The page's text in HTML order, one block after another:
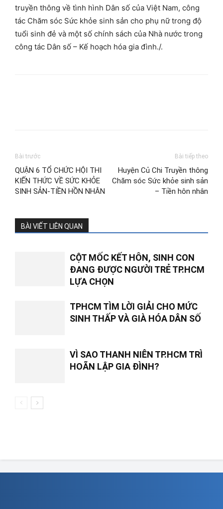
truyền thông về tình hình Dân số của Việt Nam, công
tác Chăm sóc Sức khỏe sinh sản cho phụ nữ trong độ
tuổi sinh đẻ và một số chính sách của Nhà nước trong
công tác Dân số – Kế hoạch hóa gia đình./.
Bài trước
QUẬN 6 TỔ CHỨC HỘI THI
KIẾN THỨC VỀ SỨC KHỎE
SINH SẢN-TIỀN HỒN NHÂN
Bài tiếp theo
Huyện Củ Chi Truyền thông
Chăm sóc Sức khỏe sinh sản
– Tiền hôn nhân
BÀI VIẾT LIÊN QUAN
CỘT MỐC KẾT HÔN, SINH CON
ĐANG ĐƯỢC NGƯỜI TRẺ TP.HCM
LỰA CHỌN
TPHCM TÌM LỜI GIẢI CHO MỨC
SINH THẤP VÀ GIÀ HÓA DÂN SỐ
VÌ SAO THANH NIÊN TP.HCM TRÌ
HOÃN LẬP GIA ĐÌNH?